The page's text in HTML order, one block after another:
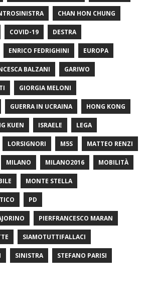
CHAN HON CHUNG
COVID-19 DESTRA
ENRICO FEDRIGHINI EUROPA
BALZANI GARIWO
GIORGIA MELONI
GUERRA IN UCRAINA HONG KONG
KUEN ISRAELE LEGA
LORSIGNORI M5S MATTEO RENZI
MILANO MILANO2016 MOBILITÀ
MONTE STELLA
PD
PIERFRANCESCO MARAN
SIAMOTUTTIFALLACI
SINISTRA STEFANO PARISI